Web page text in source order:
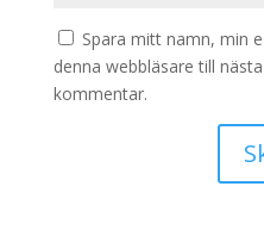
Spara mitt namn, min
denna webbläsare till
kommentar.